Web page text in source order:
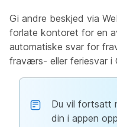
Gi andre beskjed via
forlate kontoret for en
automatiske svar for
fraværs- eller feriesvar i
Du vil fortsatt
din i appen